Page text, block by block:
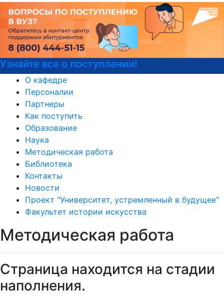
все о поступлении!
О кафедре
Персоналии
Партнеры
Как поступить
Образование
Наука
Методическая работа
Библиотека
Контакты
Новости
Проект "Университет, устремленный в будущее"
Факультет истории искусства
Методическая работа
Страница находится на стадии
наполнения.